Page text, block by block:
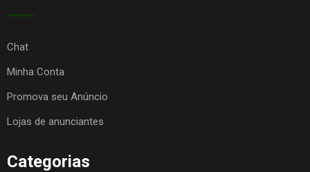
Chat
Minha Conta
Promova seu Anúncio
Lojas de anunciantes
Categorias